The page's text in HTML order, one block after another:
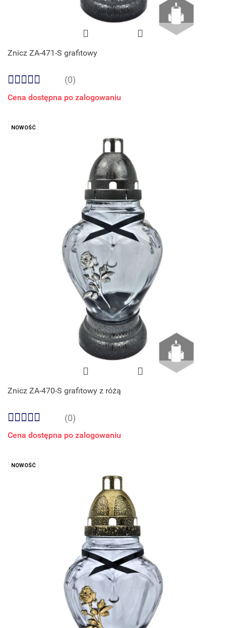
Znicz ZA-471-S grafitowy
(0)
Cena dostępna po zalogowaniu
NOWOŚĆ
Znicz ZA-470-S grafitowy z różą
(0)
Cena dostępna po zalogowaniu
NOWOŚĆ